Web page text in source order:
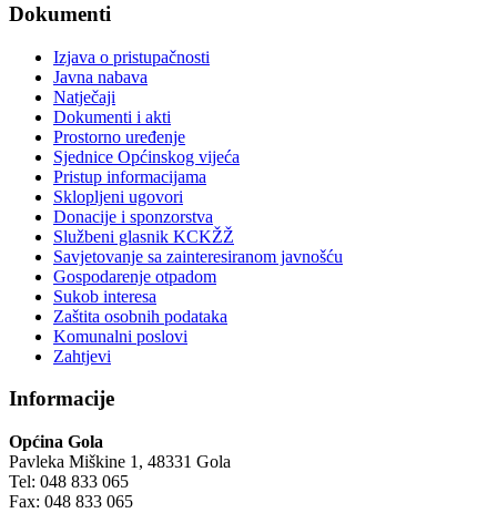
Dokumenti
Izjava o pristupačnosti
Javna nabava
Natječaji
Dokumenti i akti
Prostorno uređenje
Sjednice Općinskog vijeća
Pristup informacijama
Sklopljeni ugovori
Donacije i sponzorstva
Službeni glasnik KCKŽŽ
Savjetovanje sa zainteresiranom javnošću
Gospodarenje otpadom
Sukob interesa
Zaštita osobnih podataka
Komunalni poslovi
Zahtjevi
Informacije
Općina Gola
Pavleka Miškine 1, 48331 Gola
Tel: 048 833 065
Fax: 048 833 065